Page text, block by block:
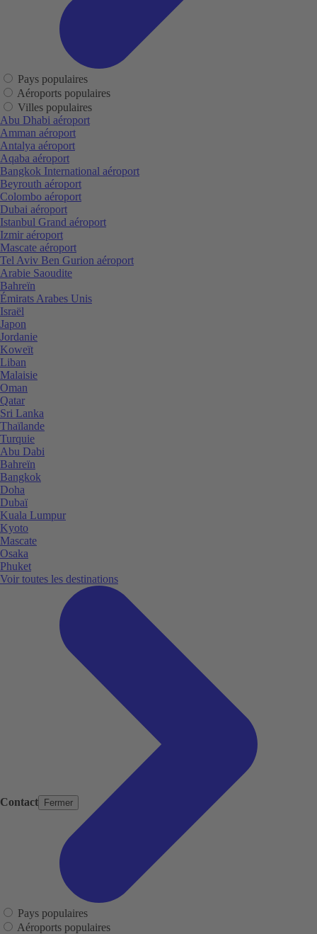
Contact Fermer
Pays populaires
Aéroports populaires
Villes populaires
Abu Dhabi aéroport
Amman aéroport
Antalya aéroport
Aqaba aéroport
Bangkok International aéroport
Beyrouth aéroport
Colombo aéroport
Dubai aéroport
Istanbul Grand aéroport
Izmir aéroport
Mascate aéroport
Tel Aviv Ben Gurion aéroport
Arabie Saoudite
Bahreïn
Émirats Arabes Unis
Israël
Japon
Jordanie
Koweït
Liban
Malaisie
Oman
Qatar
Sri Lanka
Thaïlande
Turquie
Abu Dabi
Bahreïn
Bangkok
Doha
Dubaï
Kuala Lumpur
Kyoto
Mascate
Osaka
Phuket
Voir toutes les destinations
Pays populaires
Aéroports populaires